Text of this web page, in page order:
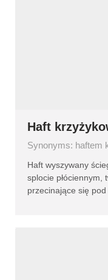
Haft
Synonyms: haftem
Haft wyszywany
splocie płóciennym,
przecinające się